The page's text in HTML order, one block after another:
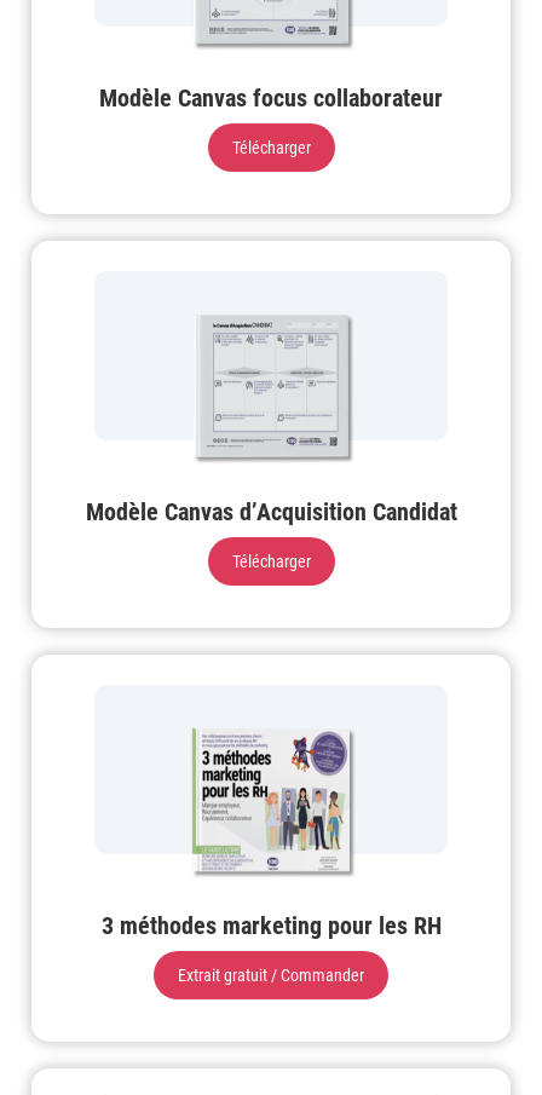
Modèle Canvas focus collaborateur
Télécharger
Modèle Canvas d’Acquisition Candidat
Télécharger
3 méthodes marketing pour les RH
Extrait gratuit / Commander